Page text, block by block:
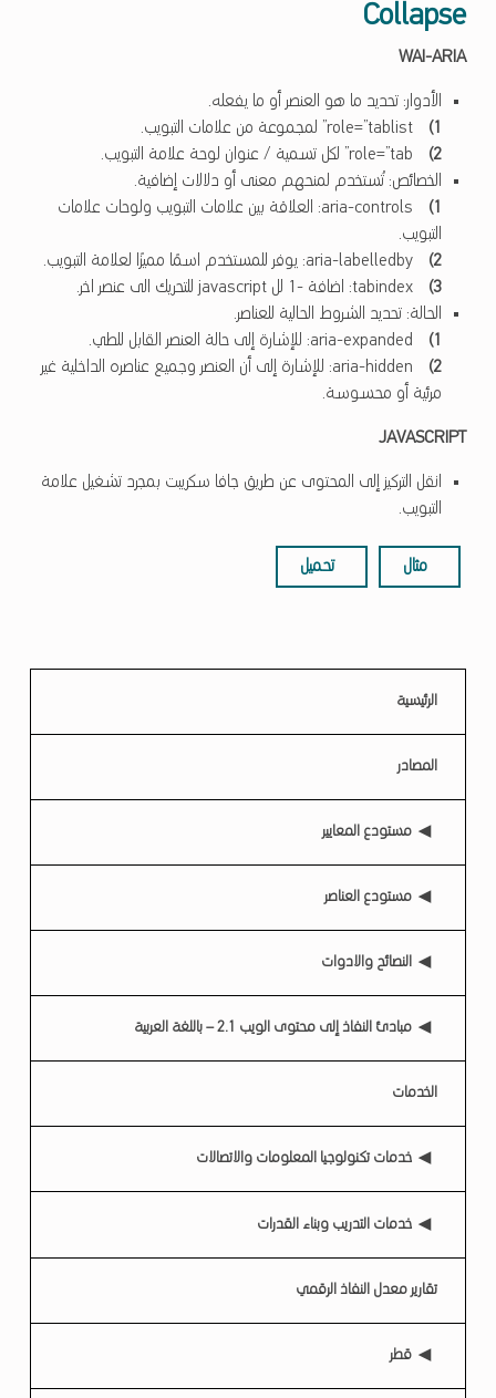
Collapse
WAI-ARIA
الأدوار: تحديد ما هو العنصر أو ما يفعله.
role=”tablist” لمجموعة من علامات التبويب.
role=”tab” لكل تسمية / عنوان لوحة علامة التبويب.
الخصائص: تُستخدم لمنحهم معنى أو دلالات إضافية.
aria-controls: العلاقة بين علامات التبويب ولوحات علامات
التبويب.
aria-labelledby: يوفر للمستخدم اسمًا مميزًا لعلامة التبويب.
tabindex: اضافة -1 لل javascript للتحريك الى عنصر اخر.
الحالة: تحديد الشروط الحالية للعناصر.
aria-expanded: للإشارة إلى حالة العنصر القابل للطي.
aria-hidden: للإشارة إلى أن العنصر وجميع عناصره الداخلية غير
مرئية أو محسوسة.
JAVASCRIPT
انقل التركيز إلى المحتوى عن طريق جافا سكريبت بمجرد تشغيل علامة
التبويب.
مثال
تحميل
الرجوع إلى القائمة الرئيسية
الرئيسية
المصادر
مستودع المعايير
مستودع العناصر
النصائح والادوات
مبادئ النفاذ إلى محتوى الويب 2.1 – باللغة العربية
الخدمات
خدمات تكنولوجيا المعلومات والاتصالات
خدمات التدريب وبناء القدرات
تقارير معدل النفاذ الرقمي
قطر